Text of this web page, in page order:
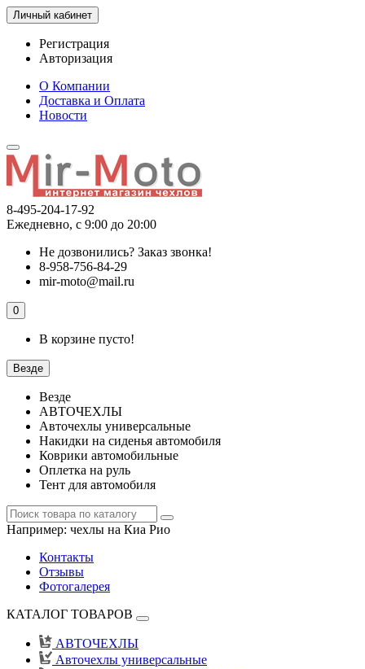
Личный кабинет
Регистрация
Авторизация
О Компании
Доставка и Оплата
Новости
8-495-204-17-92
Ежедневно, с 9:00 до 20:00
Не дозвонились? Заказ звонка!
8-958-756-84-29
mir-moto@mail.ru
0
В корзине пусто!
Везде
Везде
АВТОЧЕХЛЫ
Авточехлы универсальные
Накидки на сиденья автомобиля
Коврики автомобильные
Оплетка на руль
Тент для автомобиля
Например: чехлы на Киа Рио
Контакты
Отзывы
Фотогалерея
КАТАЛОГ ТОВАРОВ
АВТОЧЕХЛЫ
Авточехлы универсальные